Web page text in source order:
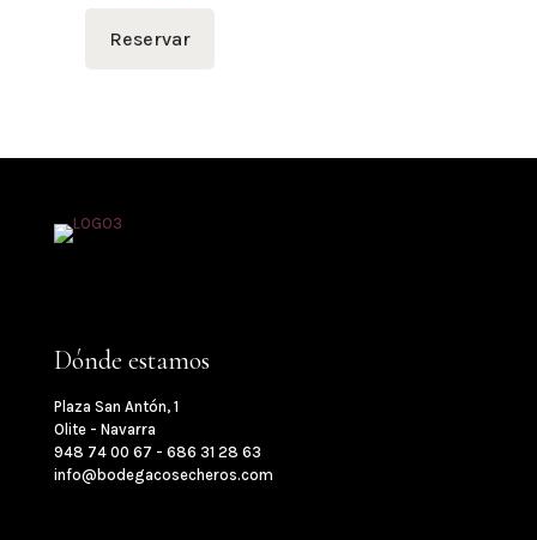
Reservar
Dónde estamos
Plaza San Antón, 1
Olite - Navarra
948 74 00 67 - 686 31 28 63
info@bodegacosecheros.com